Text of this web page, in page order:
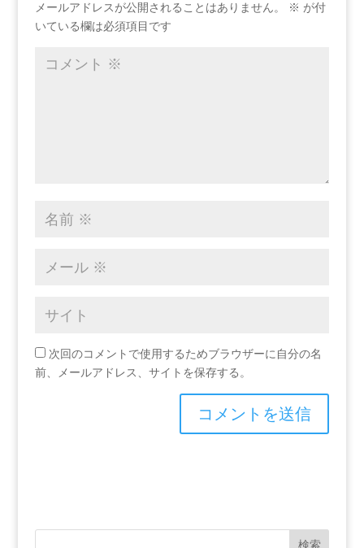
メールアドレスが公開されることはありません。 ※ が付
いている欄は必須項目です
次回のコメントで使用するためブラウザーに自分の名
前、メールアドレス、サイトを保存する。
検索